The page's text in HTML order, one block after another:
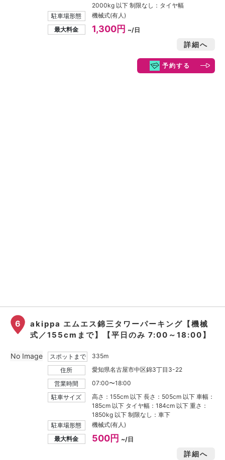
2000kg 以下 制限なし：タイヤ幅
駐車場形態
機械式(有人)
最大料金
1,300円 ~/日
詳細へ
予約する
6
akippa エムエス錦三タワーパーキング【機械
式／155cmまで】【平日のみ 7:00～18:00】
スポットまで
335m
住所
愛知県名古屋市中区錦3丁目3-22
営業時間
07:00〜18:00
駐車サイズ
高さ：155cm 以下 長さ：505cm 以下 車幅：
185cm 以下 タイヤ幅：184cm 以下 重さ：
1850kg 以下 制限なし：車下
駐車場形態
機械式(有人)
最大料金
500円 ~/日
詳細へ
No Image